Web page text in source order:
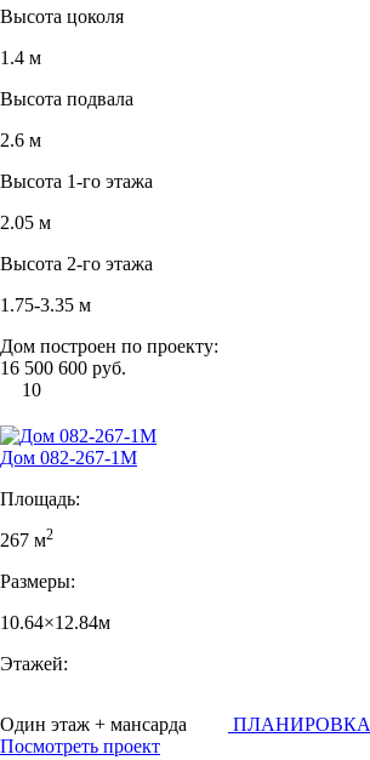
Высота цоколя
1.4 м
Высота подвала
2.6 м
Высота 1-го этажа
2.05 м
Высота 2-го этажа
1.75-3.35 м
Дом построен по проекту:
16 500 600 руб.
10
Дом 082-267-1М
Площадь:
267 м2
Размеры:
10.64×12.84м
Этажей:
Один этаж + мансарда
ПЛАНИРОВКА
Посмотреть проект